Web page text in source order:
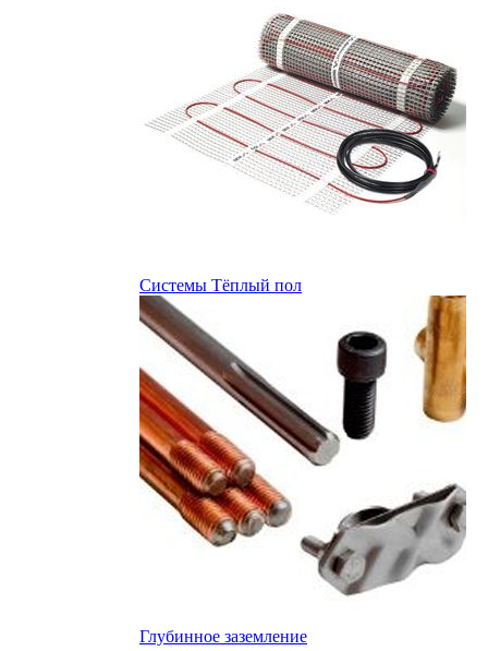
Системы Тёплый пол
Глубинное заземление